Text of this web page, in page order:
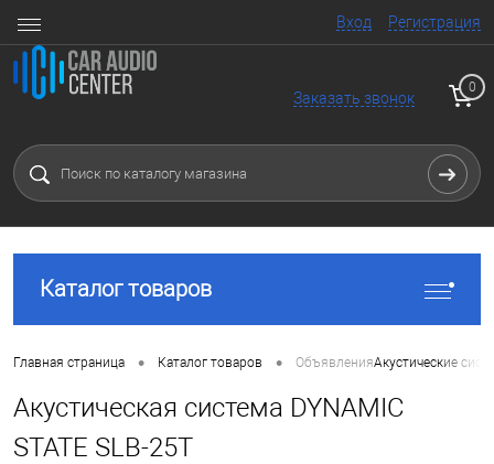
Вход Регистрация
Заказать звонок
0
Каталог товаров
Главная страница • Каталог товаров • ОбъявленияАкустические
Акустическая система DYNAMIC
STATE SLB-25T